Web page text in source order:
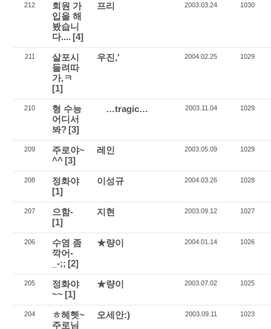
212
회원 가
입을 해
봤습니
다.... [4]
프리 2003.03.24 1030
211
살포시
들려따
가,ㅋ
[1]
우진,' 2004.02.25 1029
210
형 수능
어디서
봐? [3]
…tragic… 2003.11.04 1029
209
주로야~
^^ [3]
레인 2003.05.09 1029
208
정화야
[1]
이성규 2004.03.26 1028
207
으함-
[1]
지현 2003.09.12 1027
206
수염 좀
깍어-
_-;; [2]
★량이 2004.01.14 1026
205
정화야
~~ [1]
★량이 2003.07.02 1025
204
ㅎ헤헷~
주로님
오세안:) 2003.09.11 1023